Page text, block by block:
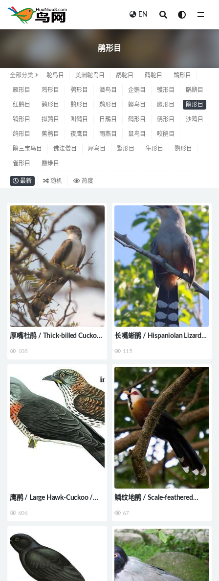
EN
鹃形目
全部分类 鸵鸟目 美洲鸵鸟目 鹬鸵目 鹤鸵目 䳍形目
雁形目 鸡形目 鸮形目 潜鸟目 企鹅目 鹱形目 䴙䴘目
红鹳目 鹲形目 鹳形目 鹈形目 鲣鸟目 鹰形目 鹃形目
鸨形目 拟鹑目 叫鹤目 日鳽目 鹤形目 鸻形目 沙鸡目
鸽形目 蕉鹃目 夜鹰目 雨燕目 鼠鸟目 咬鹃目
鹃三宝鸟目 佛法僧目 犀鸟目 䴕形目 隼形目 鹦形目
雀形目 麝雉目
最新 随机 热度
厚嘴杜鹃 / Thick-billed Cuckoo
108
长嘴蜥鹃 / Hispaniolan Lizard
115
鹰鹃 / Large Hawk-Cuckoo /
606
鳞纹地鹃 / Scale-feathered
67